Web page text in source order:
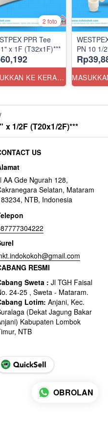
2 foto
PPR Tee
x 1F (T32x1F)***
MASUKKAN KE KERANJANG
PN 10 1/
x 1/2F (T20x1/2F)***
US
AA Gde Ngurah 128,
Selatan, Mataram
NTB, Indonesia
RESMI
OBROLAN